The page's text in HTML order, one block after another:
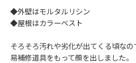
◆外壁はモルタルリシン
◆屋根はカラーベスト
そろそろ汚れや劣化が出てくる頃な
易補修道具をもって顔を出しました。